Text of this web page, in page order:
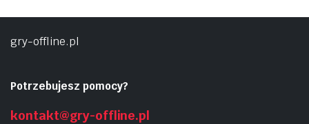
gry-offline.pl
Potrzebujesz pomocy?
kontakt@gry-offline.pl